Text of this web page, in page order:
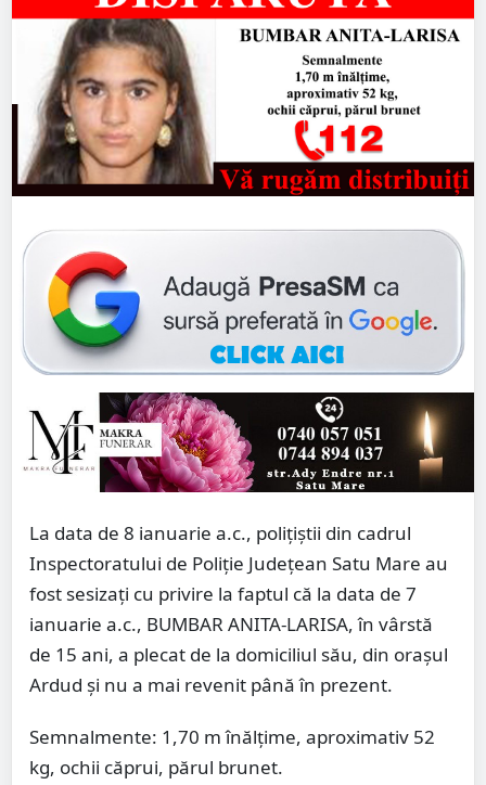
La data de 8 ianuarie a.c., polițiștii din cadrul
Inspectoratului de Poliție Județean Satu Mare au
fost sesizați cu privire la faptul că la data de 7
ianuarie a.c., BUMBAR ANITA-LARISA, în vârstă
de 15 ani, a plecat de la domiciliul său, din orașul
Ardud și nu a mai revenit până în prezent.
Semnalmente: 1,70 m înălțime, aproximativ 52
kg, ochii căprui, părul brunet.